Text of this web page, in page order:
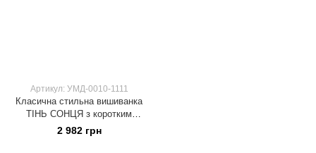
Артикул: УМД-0010-1111
Класична стильна вишиванка
ТІНЬ СОНЦЯ з коротким
рукавом (УМД-0010), 44
2 982 грн